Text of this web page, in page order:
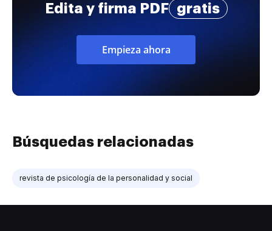
Edita y firma PDF gratis
Empieza ahora
Búsquedas relacionadas
revista de psicología de la personalidad y social